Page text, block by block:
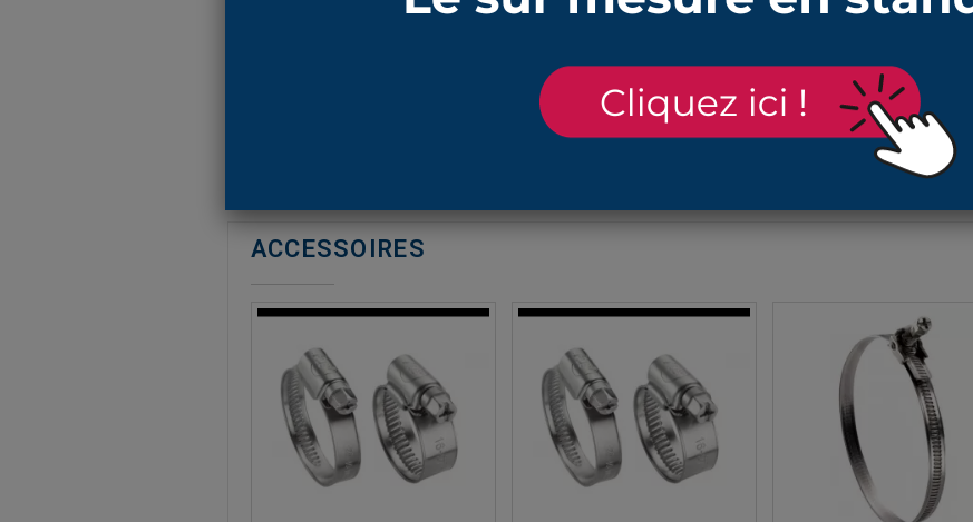
longueur compressée (minimum) 24 mm et longueur étirée (maximum) 160 mm
résiste aux huiles, graisses et essence et aux températures entre -30°C à +100°C
ACCESSOIRES